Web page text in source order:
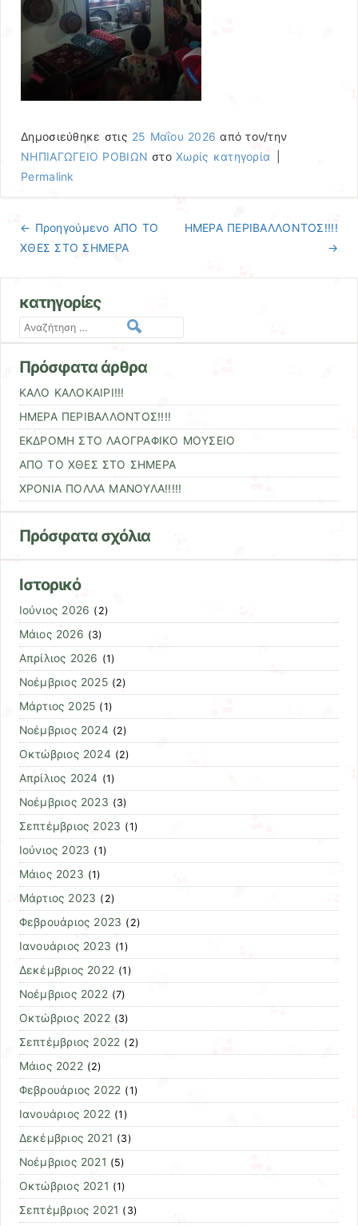
Δημοσιεύθηκε στις 25 Μαΐου 2026 από τον/την
ΝΗΠΙΑΓΩΓΕΙΟ ΡΟΒΙΩΝ στοΧωρίς κατηγορία
Permalink
Πλοήγηση άρθρων
← Προηγούμενo ΑΠΟ ΤΟ
ΧΘΕΣ ΣΤΟ ΣΗΜΕΡΑ
ΗΜΕΡΑ ΠΕΡΙΒΑΛΛΟΝΤΟΣ!!!!
→
κατηγορίες
Αναζήτηση
Πρόσφατα άρθρα
ΚΑΛΟ ΚΑΛΟΚΑΙΡΙ!!!
ΗΜΕΡΑ ΠΕΡΙΒΑΛΛΟΝΤΟΣ!!!!
ΕΚΔΡΟΜΗ ΣΤΟ ΛΑΟΓΡΑΦΙΚΟ ΜΟΥΣΕΙΟ
ΑΠΟ ΤΟ ΧΘΕΣ ΣΤΟ ΣΗΜΕΡΑ
ΧΡΟΝΙΑ ΠΟΛΛΑ ΜΑΝΟΥΛΑ!!!!!
Πρόσφατα σχόλια
Ιστορικό
Ιούνιος 2026 (2)
Μάιος 2026 (3)
Απρίλιος 2026 (1)
Νοέμβριος 2025(2)
Μάρτιος 2025 (1)
Νοέμβριος 2024 (2)
Οκτώβριος 2024 (2)
Απρίλιος 2024 (1)
Νοέμβριος 2023 (3)
Σεπτέμβριος 2023 (1)
Ιούνιος 2023 (1)
Μάιος 2023 (1)
Μάρτιος 2023 (2)
Φεβρουάριος 2023 (2)
Ιανουάριος 2023 (1)
Δεκέμβριος 2022 (1)
Νοέμβριος 2022(7)
Οκτώβριος 2022(3)
Σεπτέμβριος 2022 (2)
Μάιος 2022(2)
Φεβρουάριος 2022 (1)
Ιανουάριος 2022 (1)
Δεκέμβριος 2021 (3)
Νοέμβριος 2021 (5)
Οκτώβριος 2021 (1)
Σεπτέμβριος 2021 (3)